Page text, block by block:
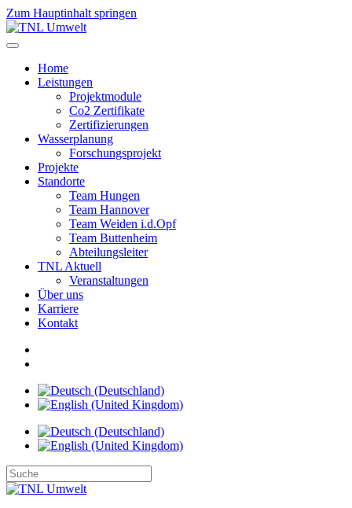
Zum Hauptinhalt springen
Home
Leistungen
Projektmodule
Co2 Zertifikate
Zertifizierungen
Wasserplanung
Forschungsprojekt
Projekte
Standorte
Team Hungen
Team Hannover
Team Weiden i.d.Opf
Team Buttenheim
Abteilungsleiter
TNL Aktuell
Veranstaltungen
Über uns
Karriere
Kontakt